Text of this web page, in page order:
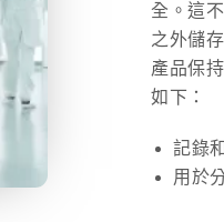
全。這
之外儲
產品保
如下：
記錄
用於